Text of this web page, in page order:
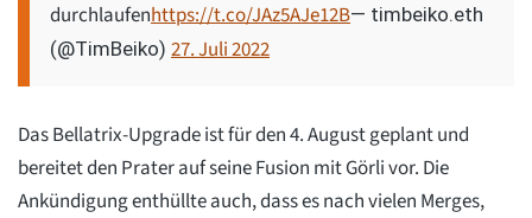
durchlaufenhttps://t.co/JAz5AJe12B— timbeiko.eth
(@TimBeiko) 27. Juli 2022
Das Bellatrix-Upgrade ist für den 4. August geplant und
bereitet den Prater auf seine Fusion mit Görli vor. Die
Ankündigung enthüllte auch, dass es nach vielen Merges,